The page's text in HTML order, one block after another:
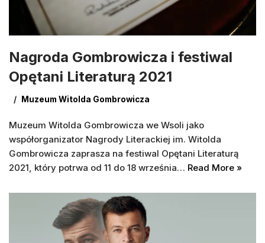
Nagroda Gombrowicza i festiwal
Opętani Literaturą 2021
Muzeum Witolda Gombrowicza
Muzeum Witolda Gombrowicza we Wsoli jako
współorganizator Nagrody Literackiej im. Witolda
Gombrowicza zaprasza na festiwal Opętani Literaturą
2021, który potrwa od 11 do 18 września… Read More »